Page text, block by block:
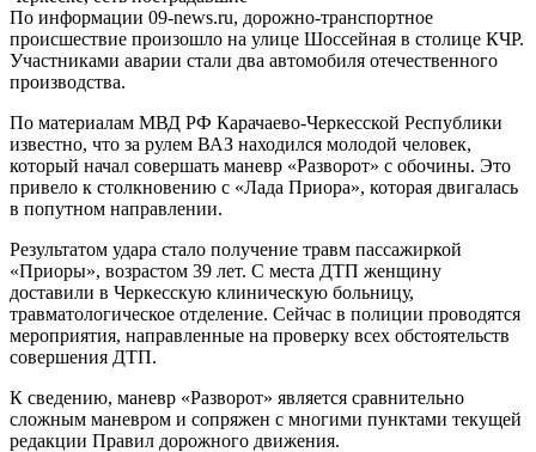
По информации 09-news.ru, дорожно-транспортное
происшествие произошло на улице Шоссейная в столице КЧР.
Участниками аварии стали два автомобиля отечественного
производства.
По материалам МВД РФ Карачаево-Черкесской Республики
известно, что за рулем ВАЗ находился молодой человек,
который начал совершать маневр «Разворот» с обочины. Это
привело к столкновению с «Лада Приора», которая двигалась
в попутном направлении.
Результатом удара стало получение травм пассажиркой
«Приоры», возрастом 39 лет. С места ДТП женщину
доставили в Черкесскую клиническую больницу,
травматологическое отделение. Сейчас в полиции проводятся
мероприятия, направленные на проверку всех обстоятельств
совершения ДТП.
К сведению, маневр «Разворот» является сравнительно
сложным маневром и сопряжен с многими пунктами текущей
редакции Правил дорожного движения.